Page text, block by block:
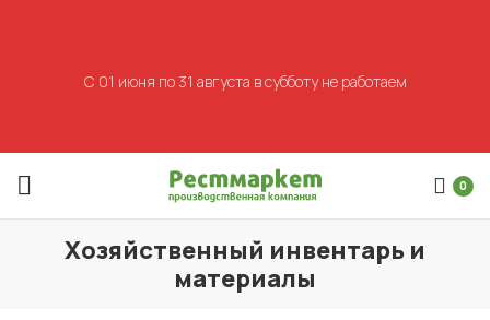
0
Хозяйственный инвентарь и
материалы
С 01 июня по 31 августа в субботу не работаем